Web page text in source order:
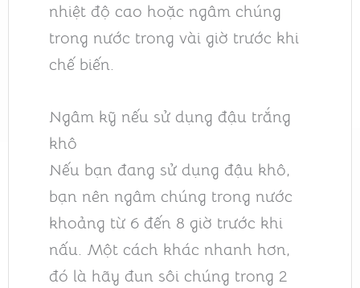
nhiệt độ cao hoặc ngâm chúng
trong nước trong vài giờ trước khi
chế biến.
Ngâm kỹ nếu sử dụng đậu trắng
khô
Nếu bạn đang sử dụng đậu khô,
bạn nên ngâm chúng trong nước
khoảng từ 6 đến 8 giờ trước khi
nấu. Một cách khác nhanh hơn,
đó là hãy đun sôi chúng trong 2